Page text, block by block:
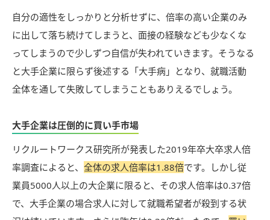
自分の適性をしっかりと分析せずに、倍率の高い企業のみ
に出して落ち続けてしまうと、面接の経験なども少なくな
ってしまうので少しずつ自信が失われていきます。そうなる
と大手企業に限らず後述する「大手病」となり、就職活動
全体を通して失敗してしまうこともありえるでしょう。
大手企業は圧倒的に買い手市場
リクルートワークス研究所が発表した2019年卒大卒求人倍
率調査によると、 全体の求人倍率は1.88倍です。しかし従
業員5000人以上の大企業に限ると、その求人倍率は0.37倍
で、大手企業の場合求人に対して就職希望者が殺到する状